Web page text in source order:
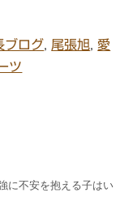
ブログ 尾張旭
愛
ツ
に不安を抱える子はい